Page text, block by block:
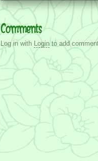
Comments
Log in with Loginto add